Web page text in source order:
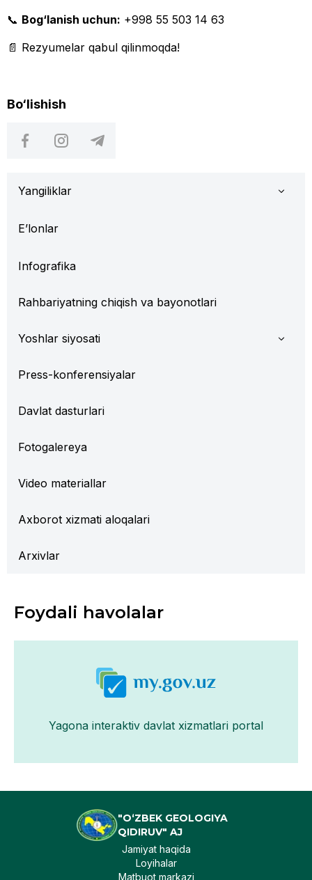
📞 Bog‘lanish uchun: +998 55 503 14 63
📄 Rezyumelar qabul qilinmoqda!
Bo‘lishish
Yangiliklar
E’lonlar
Infografika
Rahbariyatning chiqish va bayonotlari
Yoshlar siyosati
Press-konferensiyalar
Davlat dasturlari
Fotogalereya
Video materiallar
Axborot xizmati aloqalari
Arxivlar
Foydali havolalar
Yagona interaktiv davlat xizmatlari portal
"O‘ZBEK GEOLOGIYA
QIDIRUV" AJ
Jamiyat haqida
Loyihalar
Matbuot markazi